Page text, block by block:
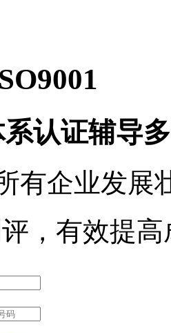
认证辅导
有企业发展
，有效提